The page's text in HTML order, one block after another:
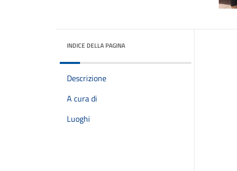
INDICE DELLA PAGINA
Descrizione
A cura di
Luoghi